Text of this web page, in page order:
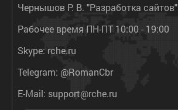
Чернышов Р. В. "Разработка сайтов"
Рабочее время ПН-ПТ 10:00 - 19:00
Skype: rche.ru
Telegram: @RomanCbr
E-Mail: support@rche.ru